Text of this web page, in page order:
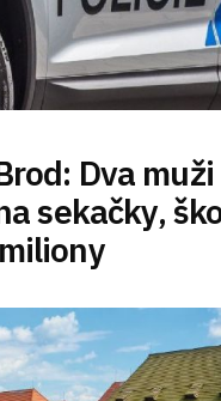
Dva
sekačky,